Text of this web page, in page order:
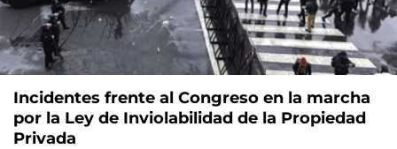
Incidentes frente al Congreso en la marcha
por la Ley de Inviolabilidad de la Propiedad
Privada